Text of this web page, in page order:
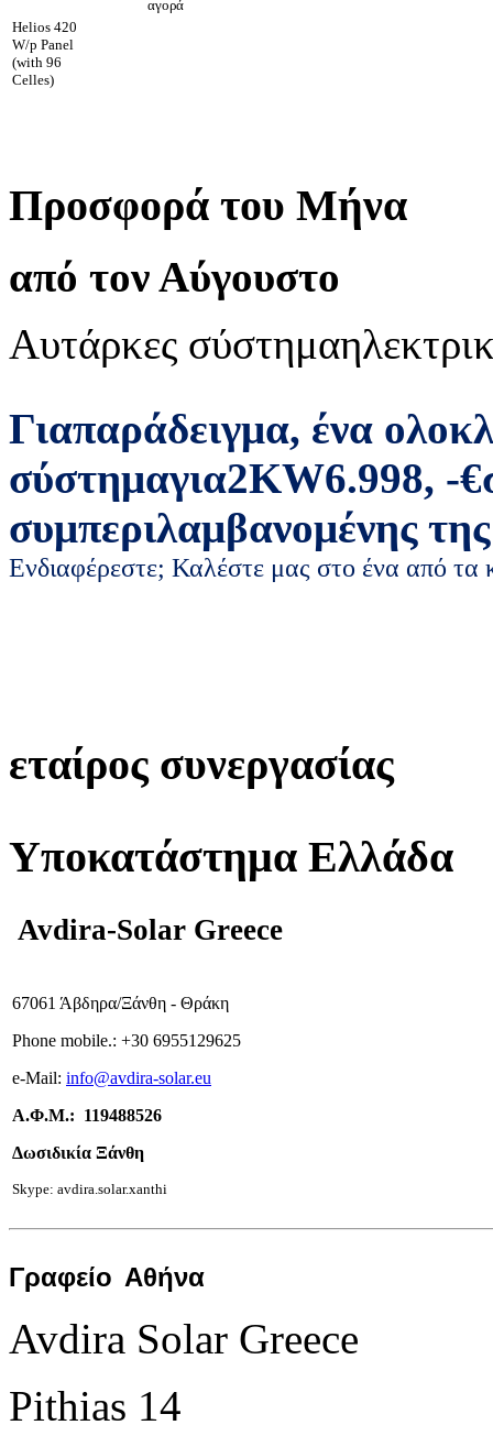
αγορά
Helios 420
W/p Panel
(with 96
Celles)
Προσφορά του Μήνα
από τον Αύγουστο
Αυτάρκες σύστημα
Γιαπαράδειγμα, ένα
σύστημαγια2KW6.998, -€
συμπεριλαμβανομένης
Ενδιαφέρεστε; Καλέστε μας στο ένα από τα
εταίρος συνεργασίας
Υποκατάστημα Ελλάδα
Avdira-Solar Greece
67061 Άβδηρα/Ξάνθη - Θράκη
Phone mobile.: +30 6955129625
e-Mail: info@avdira-solar.eu
Α.Φ.Μ.: 119488526
Δωσιδικία Ξάνθη
Skype: avdira.solar.xanthi
Γραφείο Αθήνα
Avdira Solar Greece
Pithias 14